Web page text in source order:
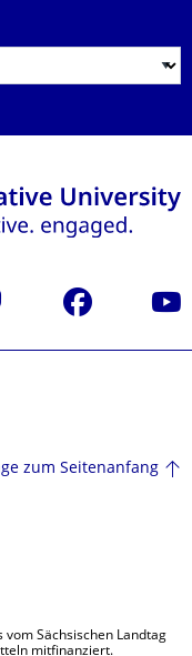
Facebook
zum Seitenanfang
vom Sächsischen Landtag
mitfinanziert.